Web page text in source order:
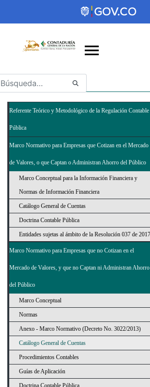
Saltar al contenido principal
Abrir menú de accesibilidad
Referente Teórico y Metodológico de la Regulación Contable
Pública
Marco Normativo para Empresas que Cotizan en el Mercado
de Valores, o que Captan o Administran Ahorro del Público
Marco Conceptual para la Información Financiera y
Normas de Información Financiera
Catálogo General de Cuentas
Doctrina Contable Pública
Entidades sujetas al ámbito de la Resolución 037 de 2017
Marco Normativo para Empresas que no Cotizan en el
Mercado de Valores, y que no Captan ni Administran Ahorro
del Público
Marco Conceptual
Normas
Anexo - Marco Normativo (Decreto No. 3022/2013)
Catálogo General de Cuentas
Procedimientos Contables
Guías de Aplicación
Doctrina Contable Pública